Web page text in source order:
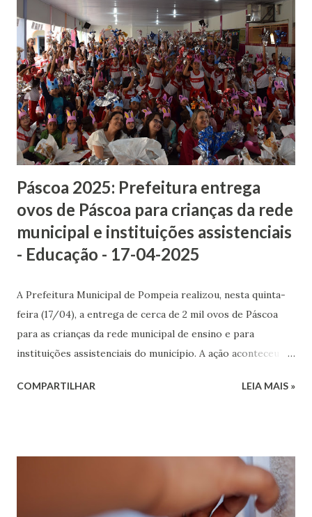
saldo remanescente da PNAB 2024, além de um momento
dedicado à escuta da comunidade e do setor cultural. As
contribuições registradas servirão de base para a
elaboração de um futuro edital. A participação popular é
essencial para garantir a transparência e promover a
construção coletiva das políticas culturais do município.
Arquivo PDF. Fonte / Foto: Prefeitura Municipal de
Pompeia
Páscoa 2025: Prefeitura entrega
ovos de Páscoa para crianças da rede
municipal e instituições assistenciais
- Educação - 17-04-2025
A Prefeitura Municipal de Pompeia realizou, nesta quinta-
feira (17/04), a entrega de cerca de 2 mil ovos de Páscoa
para as crianças da rede municipal de ensino e para
instituições assistenciais do município. A ação aconteceu
forma especial, levando alegria e carinho para a
moradores do Lar dos Idosos, os frequentadores do
Centro Dia do Idoso e os pacientes assistidos pelo CAPS
COMPARTILHAR LEIA MAIS »